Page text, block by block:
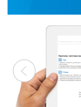
Previous